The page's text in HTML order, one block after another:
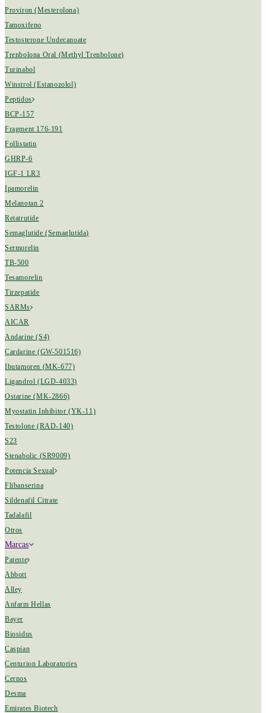
Proviron (Mesterolona)
Tamoxifeno
Testosterone Undecanoate
Trenbolona Oral (Methyl Trenbolone)
Turinabol
Winstrol (Estanozolol)
Peptidos
BCP-157
Fragment 176-191
Follistatin
GHRP-6
IGF-1 LR3
Ipamorelin
Melanotan 2
Retatrutide
Semaglutide (Semaglutida)
Sermorelin
TB-500
Tesamorelin
Tirzepatide
SARMs
AICAR
Andarine (S4)
Cardarine (GW-501516)
Ibutamoren (MK-677)
Ligandrol (LGD-4033)
Ostarine (MK-2866)
Myostatin Inhibitor (YK-11)
Testolone (RAD-140)
S23
Stenabolic (SR9009)
Potencia Sexual
Flibanserina
Sildenafil Citrate
Tadalafil
Otros
Marcas
Patente
Abbott
Alley
Anfarm Hellas
Bayer
Biosidus
Caspian
Centurion Laboratories
Cernos
Desma
Emirates Biotech